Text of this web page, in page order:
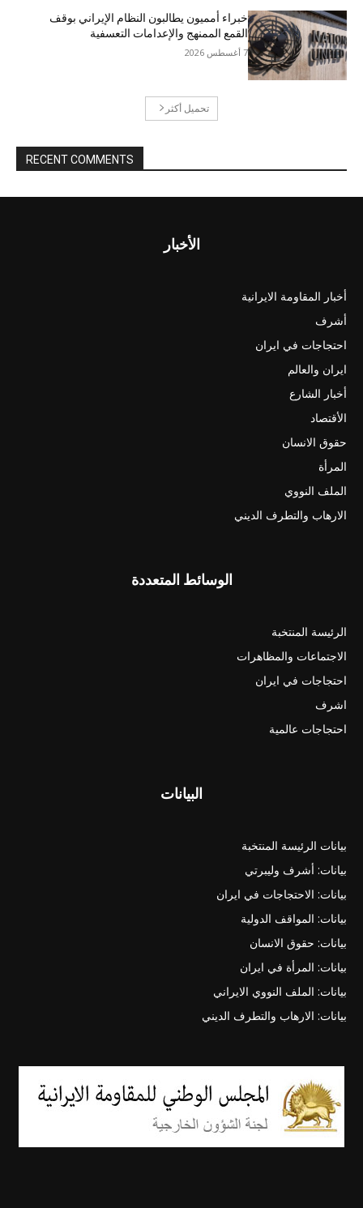
خبراء أمميون يطالبون النظام الإيراني بوقف
القمع الممنهج والإعدامات التعسفية
7 أغسطس 2026
تحميل أكثر
RECENT COMMENTS
الأخبار
أخبار المقاومة الايرانية
أشرف
احتجاجات في ايران
ايران والعالم
أخبار الشارع
الأقتصاد
حقوق الانسان
المرأة
الملف النووي
الارهاب والتطرف الديني
الوسائط المتعددة
الرئيسة المنتخبة
الاجتماعات والمظاهرات
احتجاجات في ايران
اشرف
احتجاجات عالمية
البيانات
بيانات الرئيسة المنتخبة
بيانات: أشرف وليبرتي
بيانات: الاحتجاجات في ايران
بيانات: المواقف الدولية
بيانات: حقوق الانسان
بيانات: المرأة في ايران
بيانات: الملف النووي الايراني
بيانات: الارهاب والتطرف الديني